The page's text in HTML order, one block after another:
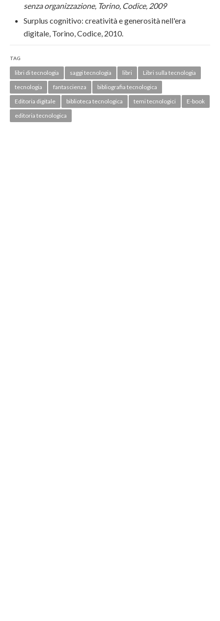
senza organizzazione, Torino, Codice, 2009
Surplus cognitivo: creatività e generosità nell'era
digitale, Torino, Codice, 2010.
TAG
libri di tecnologia saggi tecnologia libri
Libri sulla tecnologia
tecnologia
fantascienza
bibliografia tecnologica
Editoria digitale
biblioteca tecnologica temi tecnologici
E-book
editoria tecnologica